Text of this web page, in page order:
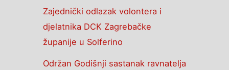
Zajednički odlazak volontera i
djelatnika DCK Zagrebačke
županije u Solferino
Održan Godišnji sastanak ravnatelja